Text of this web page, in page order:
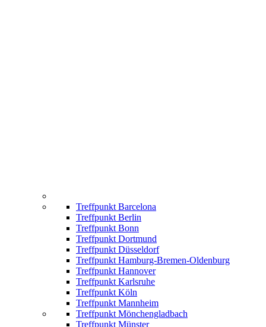
Treffpunkt Barcelona
Treffpunkt Berlin
Treffpunkt Bonn
Treffpunkt Dortmund
Treffpunkt Düsseldorf
Treffpunkt Hamburg-Bremen-Oldenburg
Treffpunkt Hannover
Treffpunkt Karlsruhe
Treffpunkt Köln
Treffpunkt Mannheim
Treffpunkt Mönchengladbach
Treffpunkt Münster